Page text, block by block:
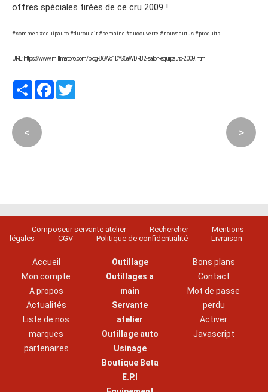
offres spéciales tirées de ce cru 2009 !
#sommes #equipauto #duroulait #semaine #ducouverte #nouveautus #produits
URL : https://www.millmatpro.com/blog-86Wc1DYS6aWDR82-salon-equipauto-2009.html
PartagerFacebook
< >
Composeur servante atelier Rechercher
Mentions
légales
CGV Politique de confidentialité Livraison
Accueil
Mon compte
A propos
Actualités
Liste de nos
marques
partenaires
Outillage
Outillages a
main
Servante
atelier
Outillage auto
Usinage
Boutique Beta
E.P.I
Bons plans
Contact
Mot de passe
perdu
Activer
Javascript